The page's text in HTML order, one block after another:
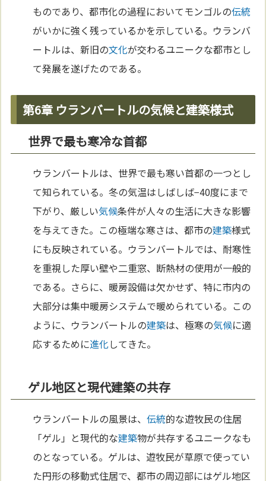
ものであり、都市化の過程においてモンゴルの伝統
がいかに強く残っているかを示している。ウランバ
ートルは、新旧の文化が交わるユニークな都市とし
て発展を遂げたのである。
第6章 ウランバートルの気候と建築様式
世界で最も寒冷な首都
ウランバートルは、世界で最も寒い首都の一つとし
て知られている。冬の気温はしばしば−40度にまで
下がり、厳しい気候条件が人々の生活に大きな影響
を与えてきた。この極端な寒さは、都市の建築様式
にも反映されている。ウランバートルでは、耐寒性
を重視した厚い壁や二重窓、断熱材の使用が一般的
である。さらに、暖房設備は欠かせず、特に市内の
大部分は集中暖房システムで暖められている。この
ように、ウランバートルの建築は、極寒の気候に適
応するために進化してきた。
ゲル地区と現代建築の共存
ウランバートルの風景は、伝統的な遊牧民の住居
「ゲル」と現代的な建築物が共存するユニークなも
のとなっている。ゲルは、遊牧民が草原で使ってい
た円形の移動式住居で、都市の周辺部にはゲル地区